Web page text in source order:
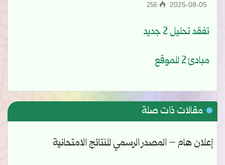
2025-08-05
تفقد تحليل 2 جديد
مبادئ 2 للموقع
مقالات ذات صلة
إعلان هام – المصدر الرسمي للنتائج الامتحانية